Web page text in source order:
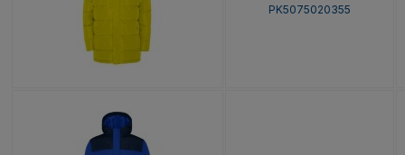
PK5075020355